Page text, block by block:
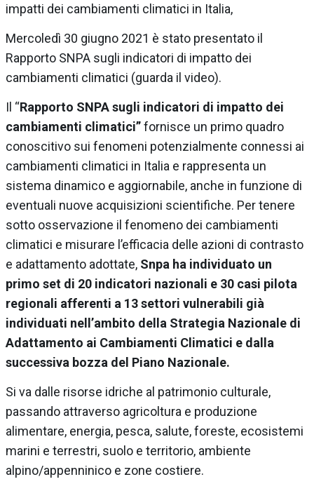
impatti dei cambiamenti climatici in Italia,
Mercoledì 30 giugno 2021 è stato presentato il
Rapporto SNPA sugli indicatori di impatto dei
cambiamenti climatici (guarda il video).
Il “Rapporto SNPA sugli indicatori di impatto dei
cambiamenti climatici”fornisce un primo quadro
conoscitivo sui fenomeni potenzialmente connessi ai
cambiamenti climatici in Italia e rappresenta un
sistema dinamico e aggiornabile, anche in funzione di
eventuali nuove acquisizioni scientifiche. Per tenere
sotto osservazione il fenomeno dei cambiamenti
climatici e misurare l’efficacia delle azioni di contrasto
e adattamento adottate, Snpa ha individuato un
primo set di 20 indicatori nazionali e 30 casi pilota
regionali afferenti a 13 settori vulnerabili già
individuati nell’ambito della Strategia Nazionale di
Adattamento ai Cambiamenti Climatici e dalla
successiva bozza del Piano Nazionale.
Si va dalle risorse idriche al patrimonio culturale,
passando attraverso agricoltura e produzione
alimentare, energia, pesca, salute, foreste, ecosistemi
marini e terrestri, suolo e territorio, ambiente
alpino/appenninico e zone costiere.